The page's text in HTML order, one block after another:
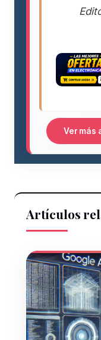
Ver más
Artículos